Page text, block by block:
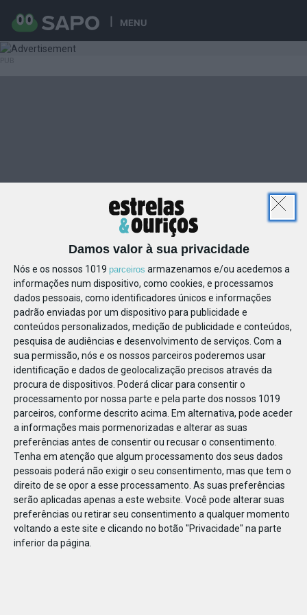
Damos valor à sua privacidade
Nós e os nossos 1019 parceiros armazenamos e/ou acedemos a
informações num dispositivo, como cookies, e processamos
dados pessoais, como identificadores únicos e informações
padrão enviadas por um dispositivo para publicidade e
conteúdos personalizados, medição de publicidade e conteúdos,
pesquisa de audiências e desenvolvimento de serviços. Com a
sua permissão, nós e os nossos parceiros poderemos usar
identificação e dados de geolocalização precisos através da
procura de dispositivos. Poderá clicar para consentir o
processamento por nossa parte e pela parte dos nossos 1019
parceiros, conforme descrito acima. Em alternativa, pode aceder
a informações mais pormenorizadas e alterar as suas
preferências antes de consentir ou recusar o consentimento.
Tenha em atenção que algum processamento dos seus dados
pessoais poderá não exigir o seu consentimento, mas que tem o
direito de se opor a esse processamento. As suas preferências
serão aplicadas apenas a este website. Você pode alterar suas
preferências ou retirar seu consentimento a qualquer momento
voltando a este site e clicando no botão "Privacidade" na parte
inferior da página.
MENU
824051281849683